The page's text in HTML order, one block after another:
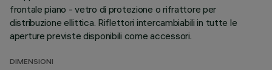
frontale piano - vetro di protezione o rifrattore per
distribuzione ellittica. Riflettori intercambiabili in tutte le
aperture previste disponibili come accessori.
DIMENSIONI